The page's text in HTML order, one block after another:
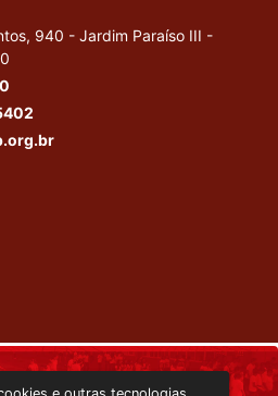
940 - Jardim Paraíso III -